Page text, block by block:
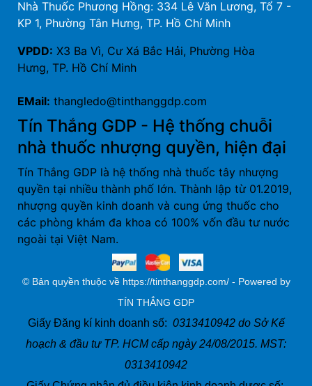
Nhà Thuốc Phương Hồng: 334 Lê Văn Lương, Tổ 7 -
KP 1, Phường Tân Hưng, TP. Hồ Chí Minh
VPDD: X3 Ba Vì, Cư Xá Bắc Hải, Phường Hòa
Hưng, TP. Hồ Chí Minh
EMail: thangledo@tinthanggdp.com
Tín Thắng GDP - Hệ thống chuỗi
nhà thuốc nhượng quyền, hiện đại
Tín Thắng GDP là hệ thống nhà thuốc tây nhượng
quyền tại nhiều thành phố lớn. Thành lập từ 01.2019,
nhượng quyền kinh doanh và cung ứng thuốc cho
các phòng khám đa khoa có 100% vốn đầu tư nước
ngoài tại Việt Nam.
© Bản quyền thuộc về https://tinthanggdp.com/ - Powered by
TÍN THẮNG GDP
Giấy Đăng kí kinh doanh số: 0313410942 do Sở Kế
hoạch & đầu tư TP. HCM cấp ngày 24/08/2015. MST:
0313410942